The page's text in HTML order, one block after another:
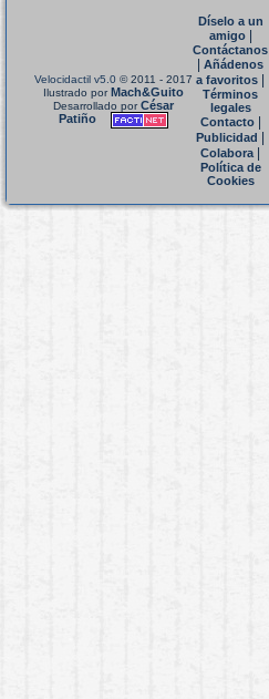
Velocidactil v5.0 © 2011 - 2017
Ilustrado porMach&Guito
Desarrollado porCésar
Patiño
Díselo a un
amigo|
Contáctanos
Añádenos
a favoritos
Términos
legales
Contacto|
Publicidad
Colabora|
Política de
Cookies